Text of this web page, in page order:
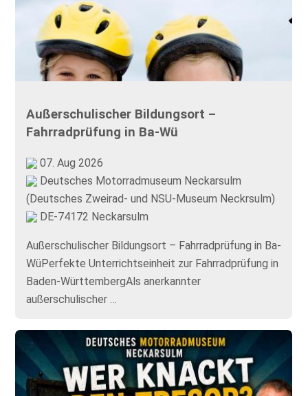
Außerschulischer Bildungsort –
Fahrradprüfung in Ba-Wü
07. Aug 2026
Deutsches Motorradmuseum Neckarsulm
(Deutsches Zweirad- und NSU-Museum Neckrsulm)
DE-74172 Neckarsulm
Außerschulischer Bildungsort – Fahrradprüfung in Ba-
WüPerfekte Unterrichtseinheit zur Fahrradprüfung in
Baden-WürttembergAls anerkannter
außerschulischer …